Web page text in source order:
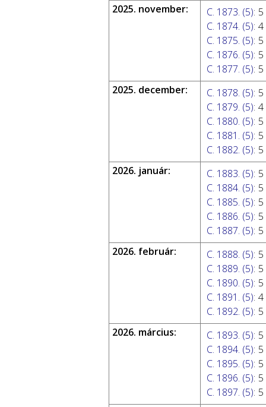
2025. november:
C. 1873. (5):
C. 1874. (5): 4
C. 1875. (5):
C. 1876. (5):
C. 1877. (5):
2025. december:
C. 1878. (5):
C. 1879. (5): 4
C. 1880. (5):
C. 1881. (5):
C. 1882. (5):
2026. január:
C. 1883. (5):
C. 1884. (5):
C. 1885. (5):
C. 1886. (5):
C. 1887. (5):
2026. február:
C. 1888. (5):
C. 1889. (5):
C. 1890. (5):
C. 1891. (5): 4
C. 1892. (5):
2026. március:
C. 1893. (5):
C. 1894. (5):
C. 1895. (5):
C. 1896. (5):
C. 1897. (5):